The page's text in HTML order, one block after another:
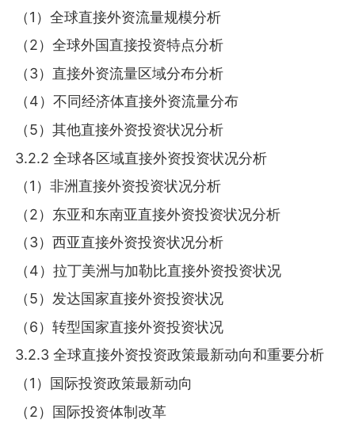
（1）全球直接外资流量规模分析
（2）全球外国直接投资特点分析
（3）直接外资流量区域分布分析
（4）不同经济体直接外资流量分布
（5）其他直接外资投资状况分析
3.2.2 全球各区域直接外资投资状况分析
（1）非洲直接外资投资状况分析
（2）东亚和东南亚直接外资投资状况分析
（3）西亚直接外资投资状况分析
（4）拉丁美洲与加勒比直接外资投资状况
（5）发达国家直接外资投资状况
（6）转型国家直接外资投资状况
3.2.3 全球直接外资投资政策最新动向和重要分析
（1）国际投资政策最新动向
（2）国际投资体制改革